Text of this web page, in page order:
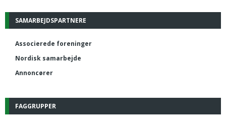
SAMARBEJDSPARTNERE
Associerede foreninger
Nordisk samarbejde
Annoncører
FAGGRUPPER